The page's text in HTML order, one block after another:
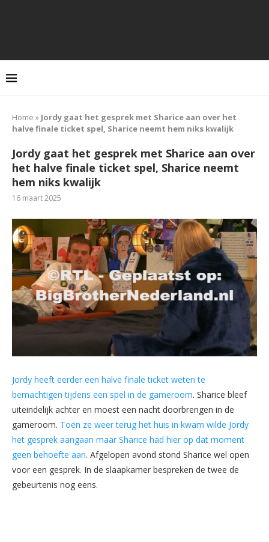
Home » Jordy gaat het gesprek met Sharice aan over het
halve finale ticket spel, Sharice neemt hem niks kwalijk
Jordy gaat het gesprek met Sharice aan over
het halve finale ticket spel, Sharice neemt
hem niks kwalijk
16 maart 2025
Jordy heeft eerder een halve finale ticket weten te
bemachtigen tijdens een spel in de gameroom. Sharice bleef
uiteindelijk achter en moest een nacht doorbrengen in de
gameroom. Toen ze weer terug het huis in kwam wilde Jordy
het gesprek aangaan maar Sharice had hier op dat moment
geen behoefte aan. Afgelopen avond stond Sharice wel open
voor een gesprek. In de slaapkamer bespreken de twee de
gebeurtenis nog eens.